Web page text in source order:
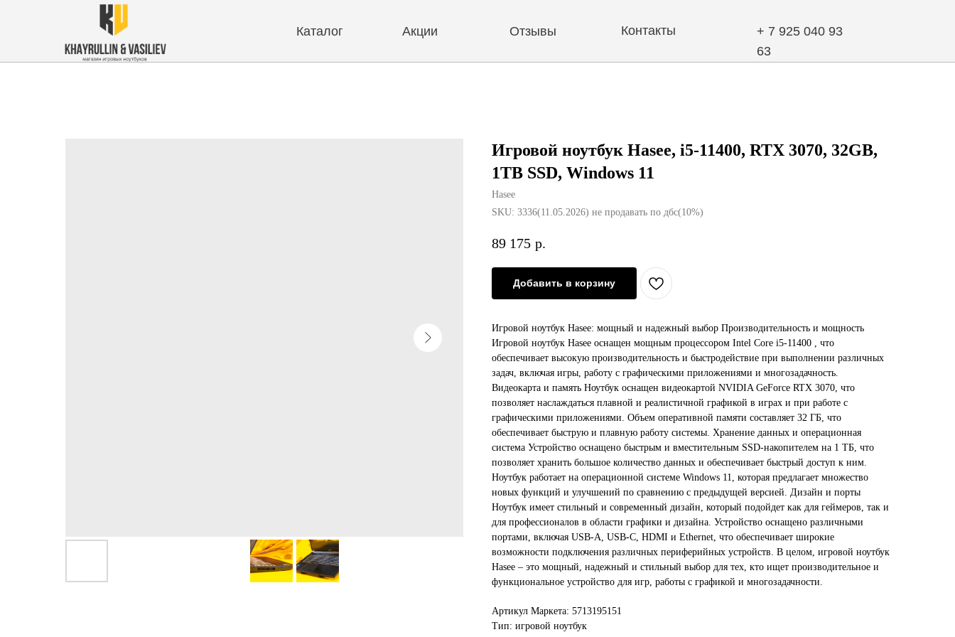
Каталог Контакты
Игровой ноутбук Hasee, i5-11400, RTX 3070, 32GB,
1TB SSD, Windows 11
Hasee
SKU: 3336(11.05.2026) не продавать по дбс(10%)
89 175 р.
Добавить в корзину
Игровой ноутбук Hasee: мощный и надежный выбор Производительность и мощность
Игровой ноутбук Hasee оснащен мощным процессором Intel Core i5-11400 , что
обеспечивает высокую производительность и быстродействие при выполнении различных
задач, включая игры, работу с графическими приложениями и многозадачность.
Видеокарта и память Ноутбук оснащен видеокартой NVIDIA GeForce RTX 3070, что
позволяет наслаждаться плавной и реалистичной графикой в играх и при работе с
графическими приложениями. Объем оперативной памяти составляет 32 ГБ, что
обеспечивает быструю и плавную работу системы. Хранение данных и операционная
система Устройство оснащено быстрым и вместительным SSD-накопителем на 1 ТБ, что
позволяет хранить большое количество данных и обеспечивает быстрый доступ к ним.
Ноутбук работает на операционной системе Windows 11, которая предлагает множество
новых функций и улучшений по сравнению с предыдущей версией. Дизайн и порты
Ноутбук имеет стильный и современный дизайн, который подойдет как для геймеров, так и
для профессионалов в области графики и дизайна. Устройство оснащено различными
портами, включая USB-A, USB-C, HDMI и Ethernet, что обеспечивает широкие
возможности подключения различных периферийных устройств. В целом, игровой ноутбук
Hasee – это мощный, надежный и стильный выбор для тех, кто ищет производительное и
функциональное устройство для игр, работы с графикой и многозадачности.
Артикул Маркета: 5713195151
Тип: игровой ноутбук